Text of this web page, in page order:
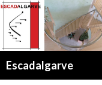
Escadalgarve